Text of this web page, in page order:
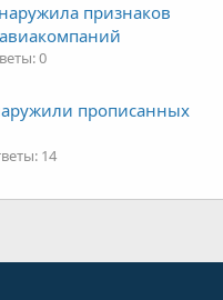
признаков
0
прописанных
14